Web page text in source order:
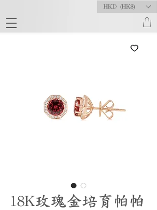
HKD (HK$)
18K玫瑰金培育帕帕